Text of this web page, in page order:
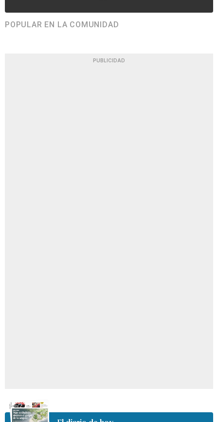
POPULAR EN LA COMUNIDAD
PUBLICIDAD